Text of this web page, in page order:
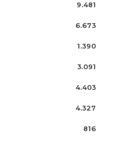
9.481
6.673
1.390
3.091
4.403
4.327
816